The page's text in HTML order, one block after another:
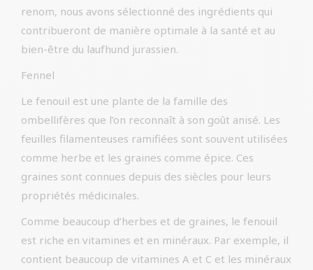
renom, nous avons sélectionné des ingrédients qui
contribueront de manière optimale à la santé et au
bien-être du laufhund jurassien.
Fennel
Le fenouil est une plante de la famille des
ombellifères que l’on reconnaît à son goût anisé. Les
feuilles filamenteuses ramifiées sont souvent utilisées
comme herbe et les graines comme épice. Ces
graines sont connues depuis des siècles pour leurs
propriétés médicinales.
Comme beaucoup d’herbes et de graines, le fenouil
est riche en vitamines et en minéraux. Par exemple, il
contient beaucoup de vitamines A et C et les minéraux